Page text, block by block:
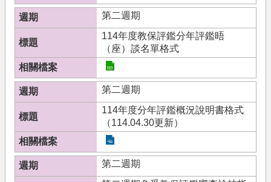
關
於
我
頁
網
站
導
覽
第二週期
114年度教保評鑑分年評鑑晤
（座）談名單格式
第二週期
114年度分年評鑑概況說明書格式
（114.04.30更新）
第二週期